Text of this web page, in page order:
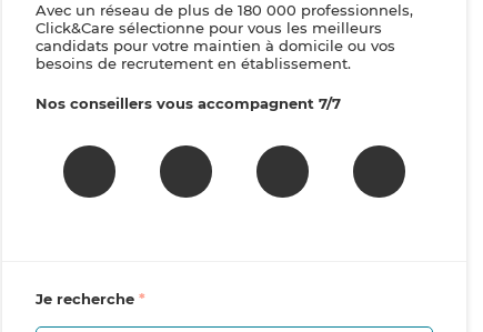
Avec un réseau de plus de 180 000 professionnels,
Click&Care sélectionne pour vous les meilleurs
candidats pour votre maintien à domicile ou vos
besoins de recrutement en établissement.
Nos conseillers vous accompagnent 7/7
Je recherche